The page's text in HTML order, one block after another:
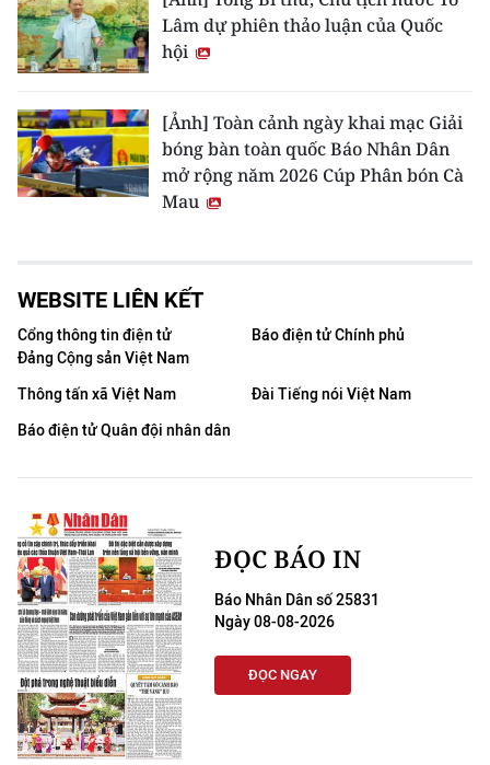
Lâm dự phiên thảo luận của Quốc
hội
[Ảnh] Toàn cảnh ngày khai mạc Giải
bóng bàn toàn quốc Báo Nhân Dân
mở rộng năm 2026 Cúp Phân bón Cà
Mau
WEBSITE LIÊN KẾT
Cổng thông tin điện tử
Đảng Cộng sản Việt Nam
Báo điện tử Chính phủ
Thông tấn xã Việt Nam
Đài Tiếng nói Việt Nam
Báo điện tử Quân đội nhân dân
ĐỌC BÁO IN
Báo Nhân Dân số 25831
Ngày 08-08-2026
ĐỌC NGAY